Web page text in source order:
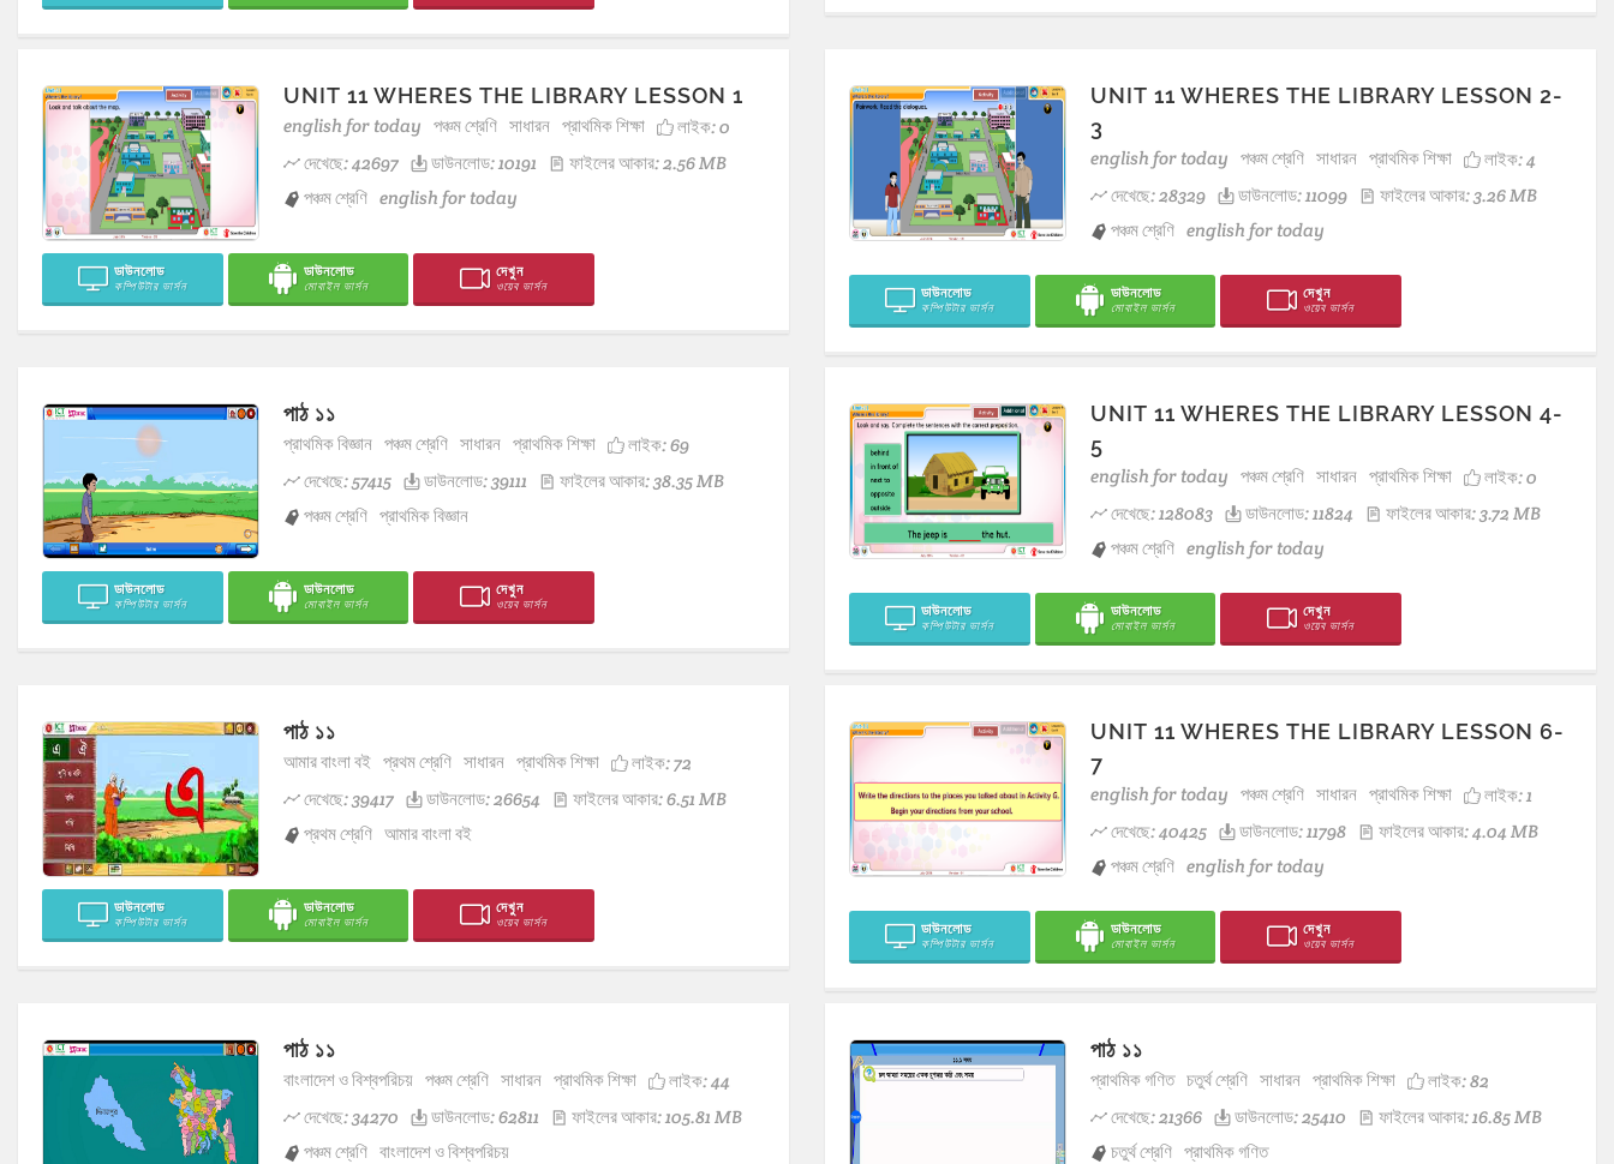
UNIT 11 WHERES THE LIBRARY LESSON 1
english for today পঞ্চম শ্রেণি সাধারন প্রাথমিক শিক্ষা লাইক:0
দেখেছে: 42697
ডাউনলোড: 10191
ফাইলের আকার: 2.56 MB
পঞ্চম শ্রেণি english for today
ডাউনলোড
কম্পিউটার ভার্সন
ডাউনলোড
মোবাইল ভার্সন
দেখুন
ওয়েব ভার্সন
UNIT 11 WHERES THE LIBRARY LESSON 2-
3
english for today পঞ্চম শ্রেণি সাধারন প্রাথমিক শিক্ষা লাইক:4
দেখেছে: 28329
ডাউনলোড: 11099
ফাইলের আকার: 3.26 MB
পঞ্চম শ্রেণি english for today
ডাউনলোড
কম্পিউটার ভার্সন
ডাউনলোড
মোবাইল ভার্সন
দেখুন
ওয়েব ভার্সন
পাঠ ১১
প্রাথমিক বিজ্ঞান পঞ্চম শ্রেণি সাধারন প্রাথমিক শিক্ষা লাইক:69
দেখেছে: 57415
ডাউনলোড: 39111
ফাইলের আকার: 38.35 MB
পঞ্চম শ্রেণি প্রাথমিক বিজ্ঞান
ডাউনলোড
কম্পিউটার ভার্সন
ডাউনলোড
মোবাইল ভার্সন
দেখুন
ওয়েব ভার্সন
UNIT 11 WHERES THE LIBRARY LESSON 4-
5
english for today পঞ্চম শ্রেণি সাধারন প্রাথমিক শিক্ষা লাইক:0
দেখেছে: 128083
ডাউনলোড: 11824
ফাইলের আকার: 3.72 MB
পঞ্চম শ্রেণি english for today
ডাউনলোড
কম্পিউটার ভার্সন
ডাউনলোড
মোবাইল ভার্সন
দেখুন
ওয়েব ভার্সন
পাঠ ১১
আমার বাংলা বই প্রথম শ্রেণি সাধারন প্রাথমিক শিক্ষা লাইক:72
দেখেছে: 39417
ডাউনলোড: 26654
ফাইলের আকার: 6.51 MB
প্রথম শ্রেণি আমার বাংলা বই
ডাউনলোড
কম্পিউটার ভার্সন
ডাউনলোড
মোবাইল ভার্সন
দেখুন
ওয়েব ভার্সন
UNIT 11 WHERES THE LIBRARY LESSON 6-
7
english for today পঞ্চম শ্রেণি সাধারন প্রাথমিক শিক্ষা লাইক:1
দেখেছে: 40425
ডাউনলোড: 11798
ফাইলের আকার: 4.04 MB
পঞ্চম শ্রেণি english for today
ডাউনলোড
কম্পিউটার ভার্সন
ডাউনলোড
মোবাইল ভার্সন
দেখুন
ওয়েব ভার্সন
পাঠ ১১
বাংলাদেশ ও বিশ্বপরিচয় পঞ্চম শ্রেণি সাধারন প্রাথমিক শিক্ষা লাইক:44
দেখেছে: 34270
ডাউনলোড: 62811
ফাইলের আকার: 105.81 MB
পঞ্চম শ্রেণি বাংলাদেশ ও বিশ্বপরিচয়
পাঠ ১১
প্রাথমিক গণিত চতুর্থ শ্রেণি সাধারন প্রাথমিক শিক্ষা লাইক:82
দেখেছে: 21366
ডাউনলোড: 25410
ফাইলের আকার: 16.85 MB
চতুর্থ শ্রেণি প্রাথমিক গণিত